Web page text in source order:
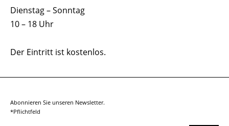
Dienstag – Sonntag
10 – 18 Uhr
Der Eintritt ist kostenlos.
Abonnieren Sie unseren Newsletter.
*Pflichtfeld